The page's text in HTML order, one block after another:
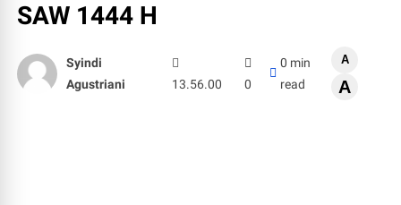
SAW 1444 H
Syindi
Agustriani
13.56.00 0
0 min
read
A
A